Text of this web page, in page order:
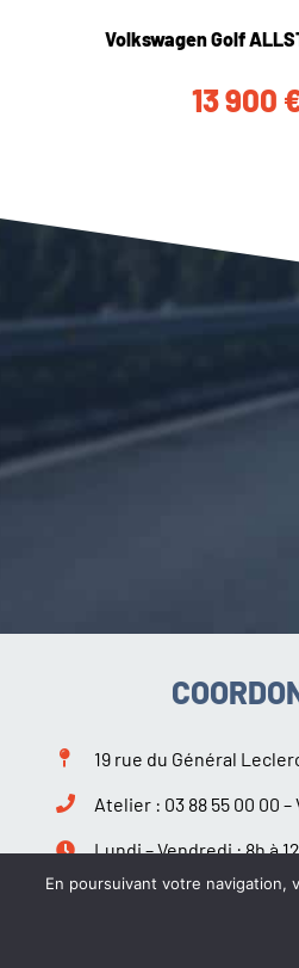
Volkswagen Golf
13 900
19 rue du Général
Atelier : 03 88 55 00 00 –
Lundi – Vendredi : 8h à
Samedi : 9h à 12h – 14h à
En poursuivant votre navigation,